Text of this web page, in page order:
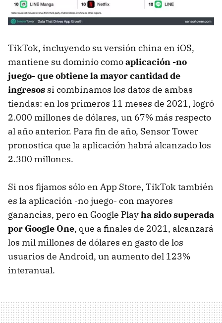
TikTok, incluyendo su versión china en iOS,
mantiene su dominio comoaplicación -no
juego- que obtiene la mayor cantidad de
ingresos si combinamos los datos de ambas
tiendas: en los primeros 11 meses de 2021, logró
2.000 millones de dólares, un 67% más respecto
al año anterior. Para fin de año, Sensor Tower
pronostica que la aplicación habrá alcanzado los
2.300 millones.
Si nos fijamos sólo en App Store, TikTok también
es la aplicación -no juego- con mayores
ganancias, pero en Google Playha sido superada
por Google One, que a finales de 2021, alcanzará
los mil millones de dólares en gasto de los
usuarios de Android, un aumento del 123%
interanual.